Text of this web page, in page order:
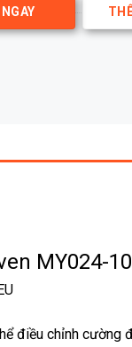
MY024-
điều chỉnh cường